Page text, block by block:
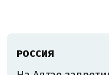
РОССИЯ